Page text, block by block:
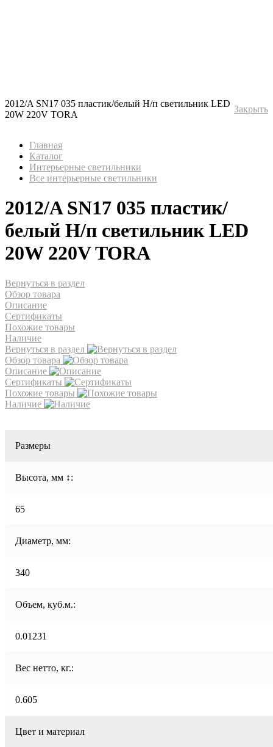
2012/A SN17 035 пластик/белый Н/п светильник LED
20W 220V TORA
Закрыть
Главная
Каталог
Интерьерные светильники
Все интерьерные светильники
2012/A SN17 035 пластик/
белый Н/п светильник LED
20W 220V TORA
Вернуться в раздел
Обзор товара
Описание
Сертификаты
Похожие товары
Наличие
Вернуться в раздел
Обзор товара
Описание
Сертификаты
Похожие товары
Наличие
Размеры
Высота, мм ↕:
65
Диаметр, мм:
340
Объем, куб.м.:
0.01231
Вес нетто, кг.:
0.605
Цвет и материал